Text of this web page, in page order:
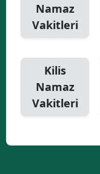
Namaz
Vakitleri
Kilis
Namaz
Vakitleri